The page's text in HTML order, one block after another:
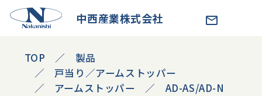
中西産業株式会社
TOP
製品
戸当り／アームストッパー
アームストッパー
AD-AS/AD-N